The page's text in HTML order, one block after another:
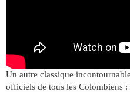
Un autre classique
officiels de tous les Colombiens